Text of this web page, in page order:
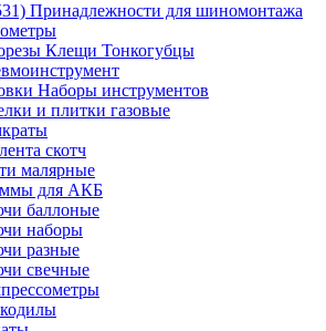
Принадлежности для шиномонтажа
Клещи Тонкогубцы
Наборы инструментов
и плитки газовые
скотч
малярные
для АКБ
баллоные
наборы
разные
свечные